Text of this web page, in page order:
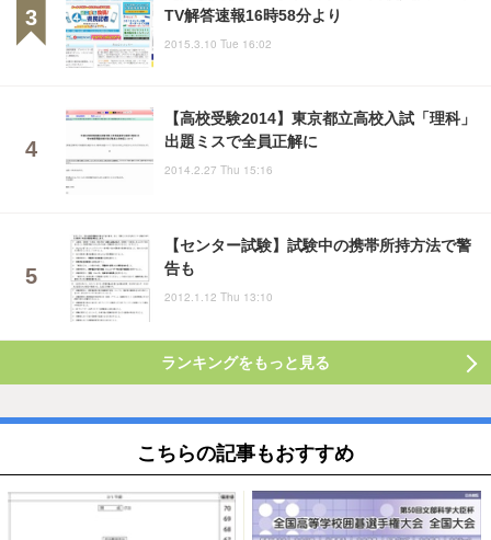
TV解答速報16時58分より
2015.3.10 Tue 16:02
【高校受験2014】東京都立高校入試「理科」
出題ミスで全員正解に
2014.2.27 Thu 15:16
【センター試験】試験中の携帯所持方法で警
告も
2012.1.12 Thu 13:10
ランキングをもっと見る
こちらの記事もおすすめ